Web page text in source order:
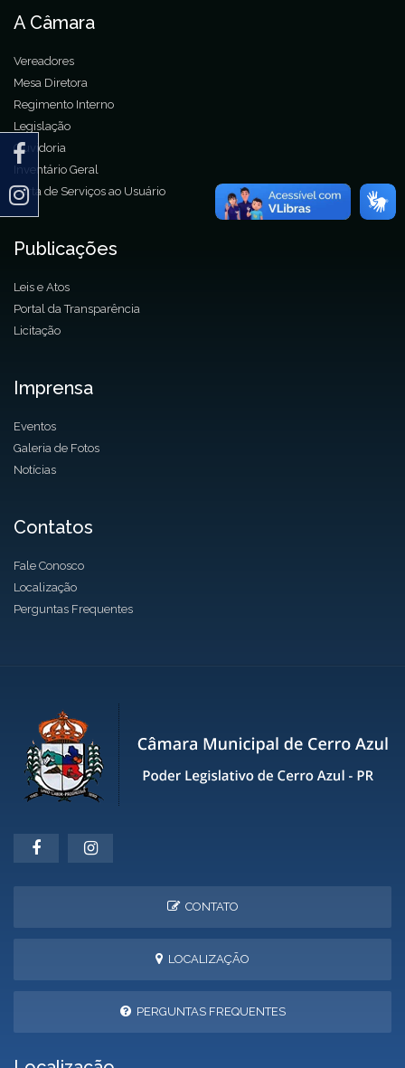
A Câmara
Vereadores
Mesa Diretora
Regimento Interno
Legislação
Ouvidoria
Inventário Geral
Carta de Serviços ao Usuário
Publicações
Leis e Atos
Portal da Transparência
Licitação
Imprensa
Eventos
Galeria de Fotos
Notícias
Contatos
Fale Conosco
Localização
Perguntas Frequentes
CONTATO
LOCALIZAÇÃO
PERGUNTAS FREQUENTES